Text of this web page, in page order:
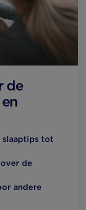
de
slaaptips tot
de
andere